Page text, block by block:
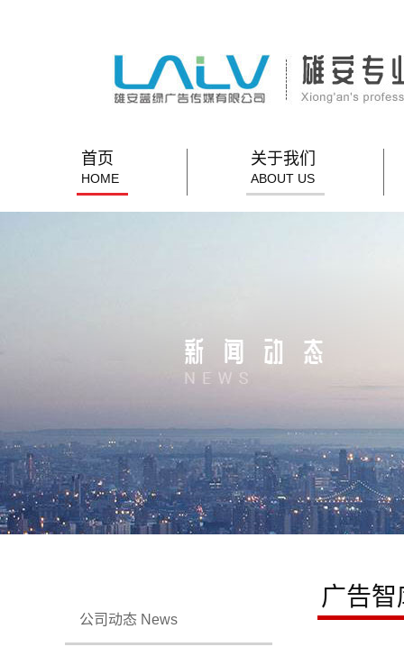
首页
HOME
关于我们
ABOUT US
公司动态 News
广告智